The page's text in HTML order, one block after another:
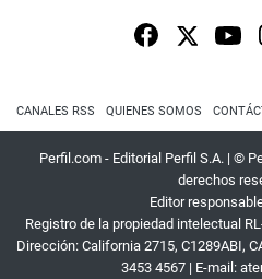
CANALES RSS QUIENES SOMOS
Perfil.com - Editorial Perfil S.A. | ©
derechos
Editor
Registro de la propiedad intelectual
Dirección: California 2715, C1289ABI,
3453 4567 | E-mail: